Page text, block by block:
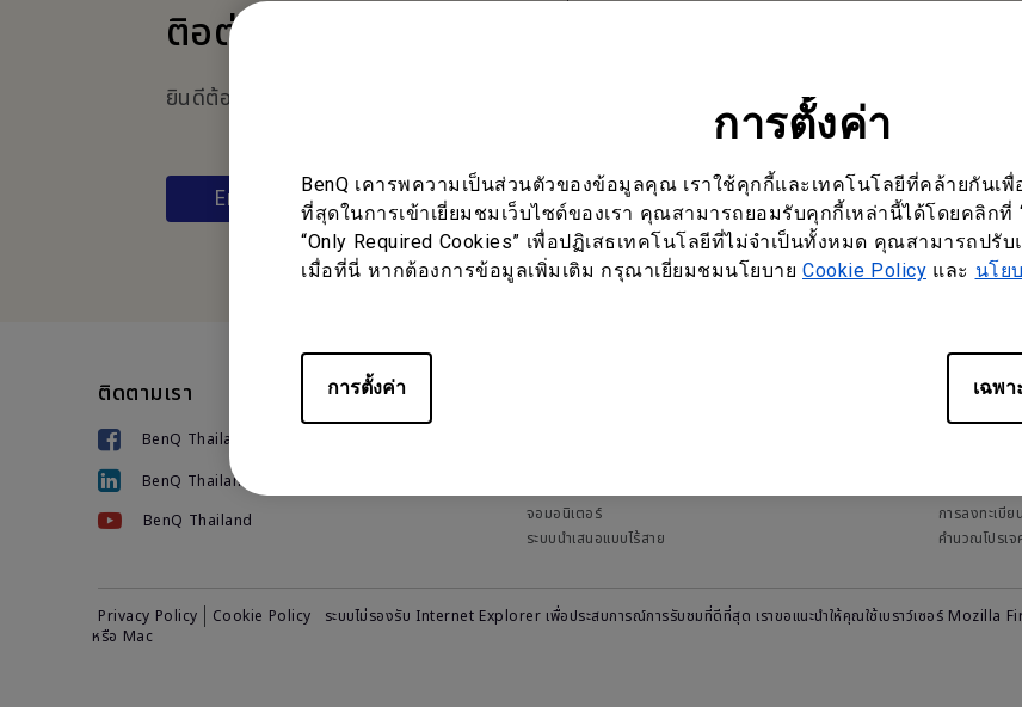
การตั้งค่า
BenQ เคารพความเป็นส่วนตัวของข้อมูลคุณ เราใช้คุกกี้และเทคโนโลยีที่คล้ายกัน
ที่สุดในการเข้าเยี่ยมชมเว็บไซต์ของเรา คุณสามารถยอมรับคุกกี้เหล่านี้ได้โดยคลิกที่
“Only Required Cookies” เพื่อปฏิเสธเทคโนโลยีที่ไม่จำเป็นทั้งหมด คุณสามารถป
เมื่อที่นี่ หากต้องการข้อมูลเพิ่มเติม กรุณาเยี่ยมชมนโยบาย Cookie Policy และ นโย
การตั้งค่า เฉพ
ติอต่อเรา
ยินดีต้อนรับ
Email หาเรา
เป็นคนแรกที่ได้ข้อมูลใหม่ๆจากเรา
Subscribe
ติดตามเรา
BenQ Thailand
BenQ Thailand
BenQ Thailand
ทรัพยากร
จอมอนิเตอร์
ระบบนำเสนอแบบไร้สาย
ช่วยเหลือ
การลงทะเบี
คำนวณโปรเจ
Privacy Policy Cookie Policy
ระบบไม่รองรับ Internet Explorer เพื่อประสบการณ์การรับชมที่ดีที่สุด เราขอแนะนำให้คุณใช้เบราว์เซอร์
หรือ Mac